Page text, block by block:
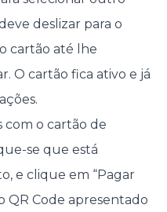
deslizar para o
cartão até lhe
O cartão fica ativo e já
com o cartão de
se que está
e clique em “Pagar
QR Code apresentado